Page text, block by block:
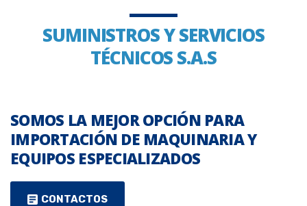
SUMINISTROS Y SERVICIOS
TÉCNICOS S.A.S
SOMOS LA MEJOR OPCIÓN PARA
IMPORTACIÓN DE MAQUINARIA Y
EQUIPOS ESPECIALIZADOS
CONTACTOS